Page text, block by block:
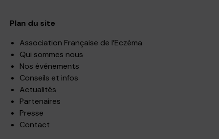
Plan du site
Association Française de l’Eczéma
Qui sommes nous
Nos événements
Conseils et infos
Actualités
Partenaires
Presse
Contact